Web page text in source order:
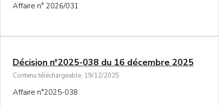
Affaire n° 2026/031
Décision n°2025-038 du 16 décembre 2025
Contenu téléchargeable, 19/12/2025
Affaire n°2025-038